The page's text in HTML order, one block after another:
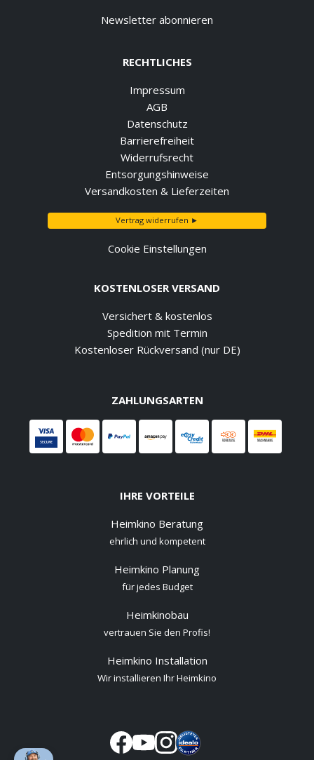
Newsletter abonnieren
RECHTLICHES
Impressum
AGB
Datenschutz
Barrierefreiheit
Widerrufsrecht
Entsorgungshinweise
Versandkosten & Lieferzeiten
Vertrag widerrufen ►
Cookie Einstellungen
KOSTENLOSER VERSAND
Versichert & kostenlos
Spedition mit Termin
Kostenloser Rückversand (nur DE)
ZAHLUNGSARTEN
IHRE VORTEILE
Heimkino Beratung
ehrlich und kompetent
Heimkino Planung
für jedes Budget
Heimkinobau
vertrauen Sie den Profis!
Heimkino Installation
Wir installieren Ihr Heimkino